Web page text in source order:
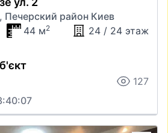
район Киев
44 м2
24 / 24 этаж
127